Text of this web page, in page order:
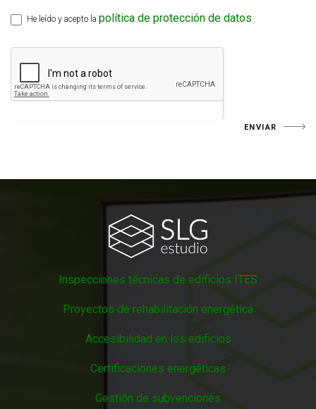
He leído y acepto la política de protección de datos
Inspecciones técnicas de edificios ITES
Proyectos de rehabilitación energética
Accesibilidad en los edificios
Certificaciones energéticas
Gestión de subvenciones